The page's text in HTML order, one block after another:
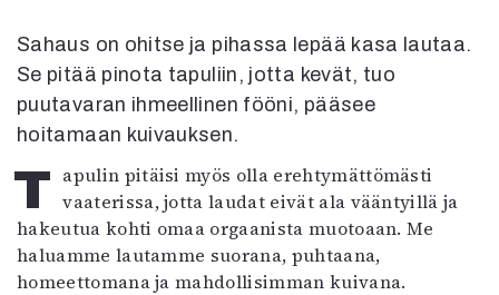
2–3/2026
1/2026
6/2025
5/2025 saame
Lehtiarkisto
Info
Tilaus ja irtonumerot
Sahaus on ohitse ja pihassa lepää kasa lautaa.
Se pitää pinota tapuliin, jotta kevät, tuo
puutavaran ihmeellinen fööni, pääsee
hoitamaan kuivauksen.
Tapulin pitäisi myös olla erehtymättömästi vaaterissa, jotta laudat eivät ala vääntyillä ja
hakeutua kohti omaa orgaanista muotoaan. Me
haluamme lautamme suorana, puhtaana,
homeettomana ja mahdollisimman kuivana.